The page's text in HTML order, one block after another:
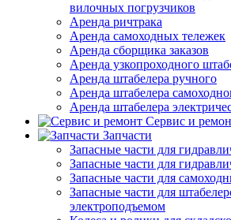
вилочных погрузчиков
Аренда ричтрака
Аренда самоходных тележек
Аренда сборщика заказов
Аренда узкопроходного
Аренда штабелера ручного
Аренда штабелера
Аренда штабелера
Сервис и
Запчасти
Запасные части для
Запасные части для
Запасные части для
Запасные части для
электроподъемом